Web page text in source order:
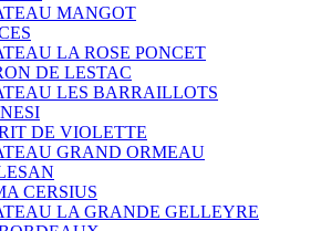
MANGOT
LA ROSE PONCET
DE LESTAC
LES BARRAILLOTS
DE VIOLETTE
GRAND ORMEAU
CERSIUS
LA GRANDE GELLEYRE